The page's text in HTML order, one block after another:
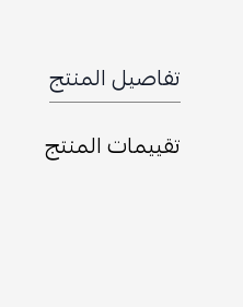
تفاصيل المنتج
تقييمات المنتج